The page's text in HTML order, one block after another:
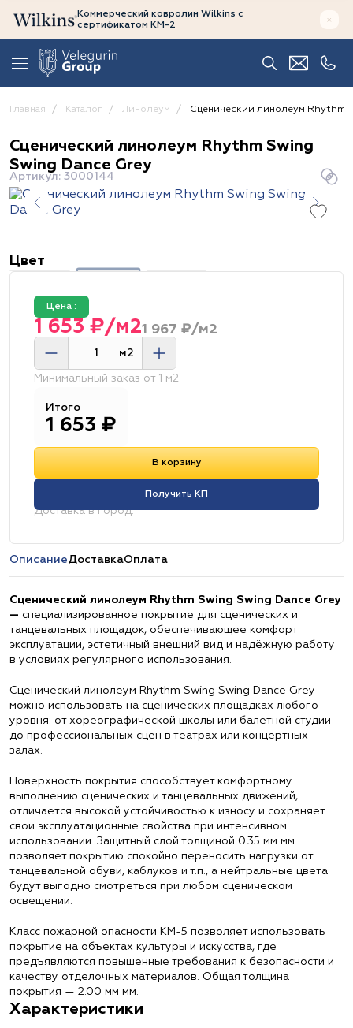
Коммерческий ковролин Wilkins с
сертификатом КМ-2
Главная Каталог Линолеум Сценический линолеум Rhythm
Сценический линолеум Rhythm Swing
Swing Dance Grey
Артикул: 3000144
Цвет
Цена :
1 967 ₽/м2
1 653 ₽/м2
м2
Минимальный заказ от 1 м2
Итого
1 653 ₽
В корзину
Получить КП
Доставка в город:
ОписаниеДоставкаОплата
Сценический линолеум Rhythm Swing Swing Dance Grey
— специализированное покрытие для сценических и
танцевальных площадок, обеспечивающее комфорт
эксплуатации, эстетичный внешний вид и надёжную работу
в условиях регулярного использования.
Сценический линолеум Rhythm Swing Swing Dance Grey
можно использовать на сценических площадках любого
уровня: от хореографической школы или балетной студии
до профессиональных сцен в театрах или концертных
залах.
Поверхность покрытия способствует комфортному
выполнению сценических и танцевальных движений,
отличается высокой устойчивостью к износу и сохраняет
свои эксплуатационные свойства при интенсивном
использовании. Защитный слой толщиной 0.35 мм мм
позволяет покрытию спокойно переносить нагрузки от
танцевальной обуви, каблуков и т.п., а нейтральные цвета
будут выгодно смотреться при любом сценическом
освещении.
Класс пожарной опасности КМ-5 позволяет использовать
покрытие на объектах культуры и искусства, где
предъявляются повышенные требования к безопасности и
качеству отделочных материалов. Общая толщина
покрытия — 2.00 мм мм.
Характеристики